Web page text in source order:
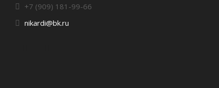
+7 (909) 181-99-66
nikardi@bk.ru